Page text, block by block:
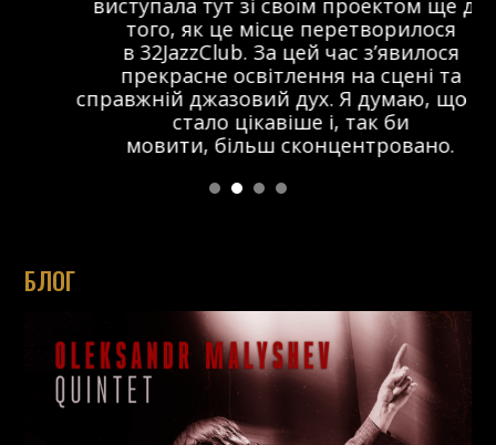
виступала тут зі своїм проектом ще до
того, як це місце перетворилося
в 32JazzClub. За цей час з’явилося
прекрасне освітлення на сцені та
справжній джазовий дух. Я думаю, що тут
стало цікавіше і, так би
мовити, більш сконцентровано.
БЛОГ